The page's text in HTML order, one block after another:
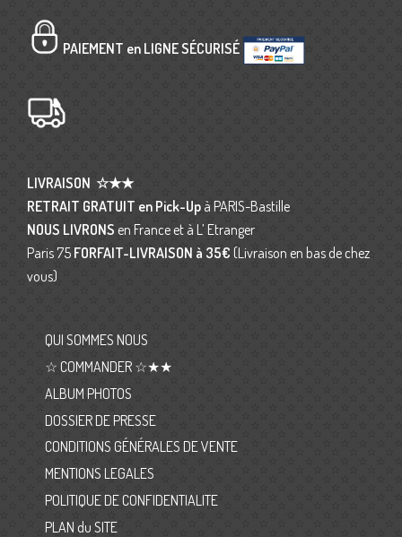
PAIEMENT en LIGNE SÉCURISÉ
LIVRAISON ☆★★
RETRAIT GRATUIT en Pick-Up à PARIS-Bastille
NOUS LIVRONS en France et à L’ Etranger
Paris 75 FORFAIT-LIVRAISON à 35€ (Livraison en bas de chez
vous)
QUI SOMMES NOUS
☆ COMMANDER ☆★★
ALBUM PHOTOS
DOSSIER DE PRESSE
CONDITIONS GÉNÉRALES DE VENTE
MENTIONS LEGALES
POLITIQUE DE CONFIDENTIALITE
PLAN du SITE